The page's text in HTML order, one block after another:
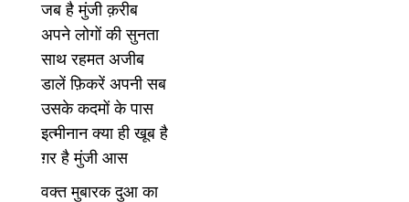
जब है मुंजी क़रीब
अपने लोगों की सुनता
साथ रहमत अजीब
डालें फ़िकरें अपनी सब
उसके कदमों के पास
इत्मीनान क्या ही खूब है
ग़र है मुंजी आस
वक्त मुबारक दुआ का